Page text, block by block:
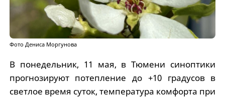
Фото Дениса Моргунова
В понедельник, 11 мая, в Тюмени синоптики
прогнозируют потепление до +10 градусов в
светлое время суток, температура комфорта при